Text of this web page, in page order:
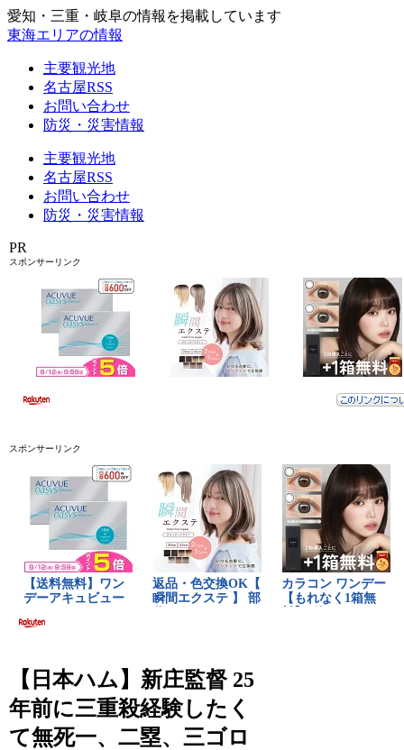
愛知・三重・岐阜の情報を掲載しています
東海エリアの情報
主要観光地
名古屋RSS
お問い合わせ
防災・災害情報
主要観光地
名古屋RSS
お問い合わせ
防災・災害情報
PR
スポンサーリンク
スポンサーリンク
【日本ハム】新庄監督 25
年前に三重殺経験したく
て無死一、二塁、三ゴロ